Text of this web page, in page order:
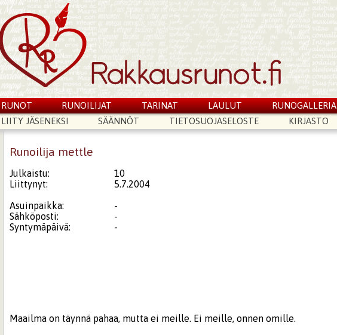
RUNOT RUNOILIJAT TARINAT LAULUT
RUNOGALLERIA
LIITY JÄSENEKSI
SÄÄNNÖT TIETOSUOJASELOSTE KIRJASTO
Runoilija mettle
Julkaistu:
10
Liittynyt:
5.7.2004
Asuinpaikka:
-
Sähköposti:
-
Syntymäpäivä:
-
Maailma on täynnä pahaa, mutta ei meille. Ei meille, onnen omille.